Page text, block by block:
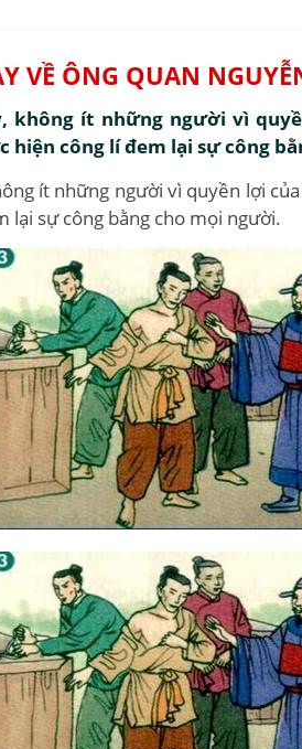
VỀ ÔNG QUAN
không ít những người vì
công lí đem lại sự công
ít những người vì quyền lợi
lại sự công bằng cho mọi người.